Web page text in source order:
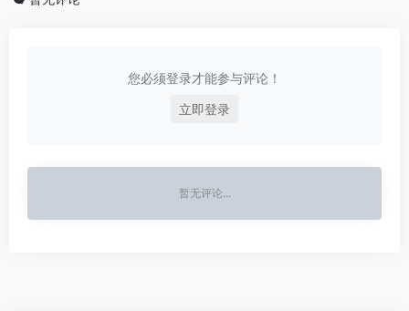
您必须登录才能参与评论！
立即登录
暂无评论...